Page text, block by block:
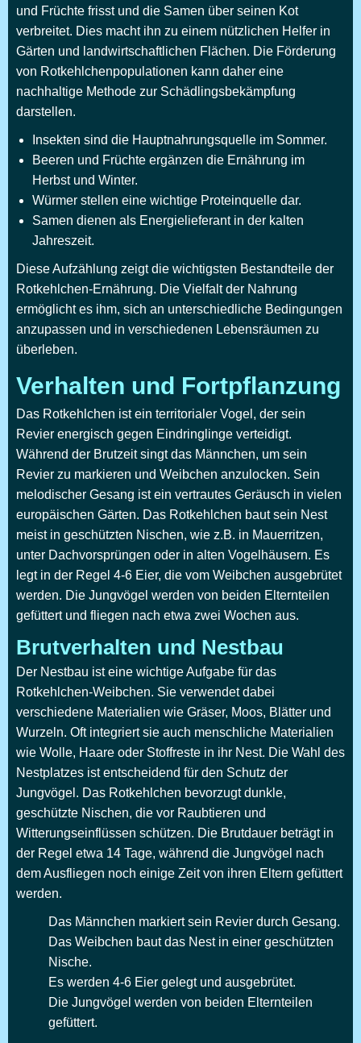
und Früchte frisst und die Samen über seinen Kot
verbreitet. Dies macht ihn zu einem nützlichen Helfer in
Gärten und landwirtschaftlichen Flächen. Die Förderung
von Rotkehlchenpopulationen kann daher eine
nachhaltige Methode zur Schädlingsbekämpfung
darstellen.
Insekten sind die Hauptnahrungsquelle im Sommer.
Beeren und Früchte ergänzen die Ernährung im
Herbst und Winter.
Würmer stellen eine wichtige Proteinquelle dar.
Samen dienen als Energielieferant in der kalten
Jahreszeit.
Diese Aufzählung zeigt die wichtigsten Bestandteile der
Rotkehlchen-Ernährung. Die Vielfalt der Nahrung
ermöglicht es ihm, sich an unterschiedliche Bedingungen
anzupassen und in verschiedenen Lebensräumen zu
überleben.
Verhalten und Fortpflanzung
Das Rotkehlchen ist ein territorialer Vogel, der sein
Revier energisch gegen Eindringlinge verteidigt.
Während der Brutzeit singt das Männchen, um sein
Revier zu markieren und Weibchen anzulocken. Sein
melodischer Gesang ist ein vertrautes Geräusch in vielen
europäischen Gärten. Das Rotkehlchen baut sein Nest
meist in geschützten Nischen, wie z.B. in Mauerritzen,
unter Dachvorsprüngen oder in alten Vogelhäusern. Es
legt in der Regel 4-6 Eier, die vom Weibchen ausgebrütet
werden. Die Jungvögel werden von beiden Elternteilen
gefüttert und fliegen nach etwa zwei Wochen aus.
Brutverhalten und Nestbau
Der Nestbau ist eine wichtige Aufgabe für das
Rotkehlchen-Weibchen. Sie verwendet dabei
verschiedene Materialien wie Gräser, Moos, Blätter und
Wurzeln. Oft integriert sie auch menschliche Materialien
wie Wolle, Haare oder Stoffreste in ihr Nest. Die Wahl des
Nestplatzes ist entscheidend für den Schutz der
Jungvögel. Das Rotkehlchen bevorzugt dunkle,
geschützte Nischen, die vor Raubtieren und
Witterungseinflüssen schützen. Die Brutdauer beträgt in
der Regel etwa 14 Tage, während die Jungvögel nach
dem Ausfliegen noch einige Zeit von ihren Eltern gefüttert
werden.
Das Männchen markiert sein Revier durch Gesang.
Das Weibchen baut das Nest in einer geschützten
Nische.
Es werden 4-6 Eier gelegt und ausgebrütet.
Die Jungvögel werden von beiden Elternteilen
gefüttert.